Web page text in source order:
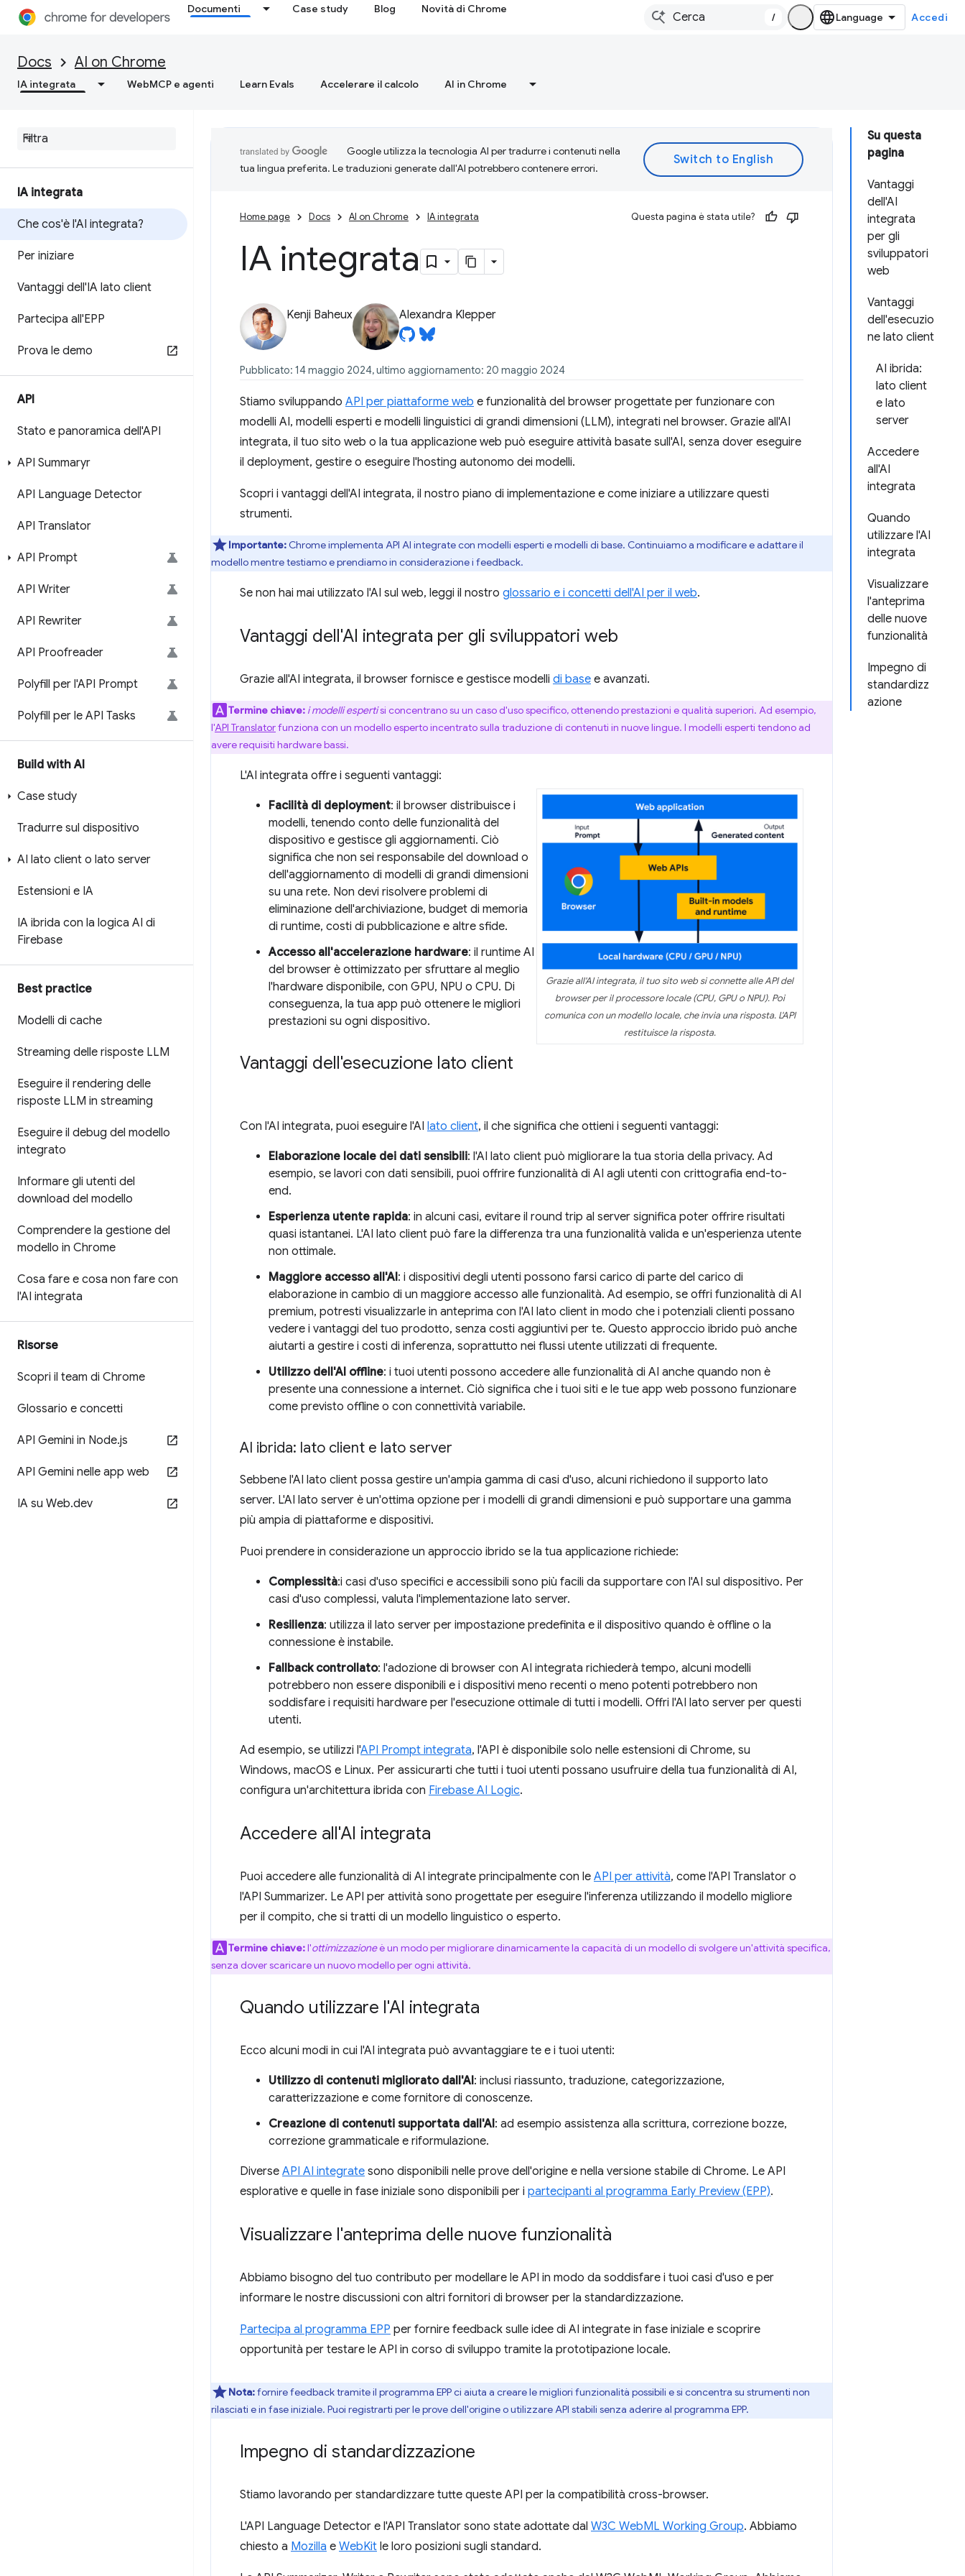
Documenti Case study Blog Novità di Chrome
/ Accedi
Docs AI on Chrome
IA integrata WebMCP e agenti Learn Evals Accelerare il calcolo AI in Chrome
IA integrata
Che cos'è l'AI integrata?
Per iniziare
Vantaggi dell'IA lato client
Partecipa all'EPP
Prova le demo
API
Stato e panoramica dell'API
API Summaryr
API Language Detector
API Translator
API Prompt
API Writer
API Rewriter
API Proofreader
Polyfill per l'API Prompt
Polyfill per le API Tasks
Build with AI
Case study
Tradurre sul dispositivo
AI lato client o lato server
Estensioni e IA
IA ibrida con la logica AI di
Firebase
Best practice
Modelli di cache
Streaming delle risposte LLM
Eseguire il rendering delle
risposte LLM in streaming
Eseguire il debug del modello
integrato
Informare gli utenti del
download del modello
Comprendere la gestione del
modello in Chrome
Cosa fare e cosa non fare con
l'AI integrata
Risorse
Scopri il team di Chrome
Glossario e concetti
API Gemini in Node.js
API Gemini nelle app web
IA su Web.dev
Su questa
pagina
Vantaggi
dell'AI
integrata
per gli
sviluppatori
web
Vantaggi
dell'esecuzio
ne lato client
AI ibrida:
lato client
e lato
server
Accedere
all'AI
integrata
Quando
utilizzare l'AI
integrata
Visualizzare
l'anteprima
delle nuove
funzionalità
Impegno di
standardizz
azione
Google utilizza la tecnologia AI per tradurre i contenuti nella
tua lingua preferita. Le traduzioni generate dall'AI potrebbero contenere errori.
Home page Docs AI on Chrome IA integrata Questa pagina è stata utile?
IA integrata
Kenji Baheux Alexandra Klepper
Pubblicato: 14 maggio 2024, ultimo aggiornamento: 20 maggio 2024
Stiamo sviluppando API per piattaforme web e funzionalità del browser progettate per funzionare con
modelli AI, modelli esperti e modelli linguistici di grandi dimensioni (LLM), integrati nel browser. Grazie all'AI
integrata, il tuo sito web o la tua applicazione web può eseguire attività basate sull'AI, senza dover eseguire
il deployment, gestire o eseguire l'hosting autonomo dei modelli.
Scopri i vantaggi dell'AI integrata, il nostro piano di implementazione e come iniziare a utilizzare questi
strumenti.
Importante: Chrome implementa API AI integrate con modelli esperti e modelli di base. Continuiamo a modificare e adattare il
modello mentre testiamo e prendiamo in considerazione i feedback.
Se non hai mai utilizzato l'AI sul web, leggi il nostro glossario e i concetti dell'AI per il web.
Vantaggi dell'AI integrata per gli sviluppatori web
Grazie all'AI integrata, il browser fornisce e gestisce modelli di base e avanzati.
Termine chiave: i modelli espertisi concentrano su un caso d'uso specifico, ottenendo prestazioni e qualità superiori. Ad esempio,
l'API Translatorfunziona con un modello esperto incentrato sulla traduzione di contenuti in nuove lingue. I modelli esperti tendono ad
avere requisiti hardware bassi.
Grazie all'AI integrata, il tuo sito web si connette alle API del
browser per il processore locale (CPU, GPU o NPU). Poi
comunica con un modello locale, che invia una risposta. L'API
restituisce la risposta.
L'AI integrata offre i seguenti vantaggi:
Facilità di deployment: il browser distribuisce i
modelli, tenendo conto delle funzionalità del
dispositivo e gestisce gli aggiornamenti. Ciò
significa che non sei responsabile del download o
dell'aggiornamento di modelli di grandi dimensioni
su una rete. Non devi risolvere problemi di
eliminazione dell'archiviazione, budget di memoria
di runtime, costi di pubblicazione e altre sfide.
Accesso all'accelerazione hardware: il runtime AI
del browser è ottimizzato per sfruttare al meglio
l'hardware disponibile, con GPU, NPU o CPU. Di
conseguenza, la tua app può ottenere le migliori
prestazioni su ogni dispositivo.
Vantaggi dell'esecuzione lato client
Con l'AI integrata, puoi eseguire l'AI lato client, il che significa che ottieni i seguenti vantaggi:
Elaborazione locale dei dati sensibili: l'AI lato client può migliorare la tua storia della privacy. Ad
esempio, se lavori con dati sensibili, puoi offrire funzionalità di AI agli utenti con crittografia end-to-
end.
Esperienza utente rapida: in alcuni casi, evitare il round trip al server significa poter offrire risultati
quasi istantanei. L'AI lato client può fare la differenza tra una funzionalità valida e un'esperienza utente
non ottimale.
Maggiore accesso all'AI: i dispositivi degli utenti possono farsi carico di parte del carico di
elaborazione in cambio di un maggiore accesso alle funzionalità. Ad esempio, se offri funzionalità di AI
premium, potresti visualizzarle in anteprima con l'AI lato client in modo che i potenziali clienti possano
vedere i vantaggi del tuo prodotto, senza costi aggiuntivi per te. Questo approccio ibrido può anche
aiutarti a gestire i costi di inferenza, soprattutto nei flussi utente utilizzati di frequente.
Utilizzo dell'AI offline: i tuoi utenti possono accedere alle funzionalità di AI anche quando non è
presente una connessione a internet. Ciò significa che i tuoi siti e le tue app web possono funzionare
come previsto offline o con connettività variabile.
AI ibrida: lato client e lato server
Sebbene l'AI lato client possa gestire un'ampia gamma di casi d'uso, alcuni richiedono il supporto lato
server. L'AI lato server è un'ottima opzione per i modelli di grandi dimensioni e può supportare una gamma
più ampia di piattaforme e dispositivi.
Puoi prendere in considerazione un approccio ibrido se la tua applicazione richiede:
Complessità:i casi d'uso specifici e accessibili sono più facili da supportare con l'AI sul dispositivo. Per
casi d'uso complessi, valuta l'implementazione lato server.
Resilienza: utilizza il lato server per impostazione predefinita e il dispositivo quando è offline o la
connessione è instabile.
Fallback controllato: l'adozione di browser con AI integrata richiederà tempo, alcuni modelli
potrebbero non essere disponibili e i dispositivi meno recenti o meno potenti potrebbero non
soddisfare i requisiti hardware per l'esecuzione ottimale di tutti i modelli. Offri l'AI lato server per questi
utenti.
Ad esempio, se utilizzi l'API Prompt integrata, l'API è disponibile solo nelle estensioni di Chrome, su
Windows, macOS e Linux. Per assicurarti che tutti i tuoi utenti possano usufruire della tua funzionalità di AI,
configura un'architettura ibrida con Firebase AI Logic.
Accedere all'AI integrata
Puoi accedere alle funzionalità di AI integrate principalmente con le API per attività, come l'API Translator o
l'API Summarizer. Le API per attività sono progettate per eseguire l'inferenza utilizzando il modello migliore
per il compito, che si tratti di un modello linguistico o esperto.
Termine chiave:l'ottimizzazioneè un modo per migliorare dinamicamente la capacità di un modello di svolgere un'attività specifica,
senza dover scaricare un nuovo modello per ogni attività.
Quando utilizzare l'AI integrata
Ecco alcuni modi in cui l'AI integrata può avvantaggiare te e i tuoi utenti:
Utilizzo di contenuti migliorato dall'AI: inclusi riassunto, traduzione, categorizzazione,
caratterizzazione e come fornitore di conoscenze.
Creazione di contenuti supportata dall'AI: ad esempio assistenza alla scrittura, correzione bozze,
correzione grammaticale e riformulazione.
Diverse API AI integrate sono disponibili nelle prove dell'origine e nella versione stabile di Chrome. Le API
esplorative e quelle in fase iniziale sono disponibili per i partecipanti al programma Early Preview (EPP).
Visualizzare l'anteprima delle nuove funzionalità
Abbiamo bisogno del tuo contributo per modellare le API in modo da soddisfare i tuoi casi d'uso e per
informare le nostre discussioni con altri fornitori di browser per la standardizzazione.
Partecipa al programma EPP per fornire feedback sulle idee di AI integrate in fase iniziale e scoprire
opportunità per testare le API in corso di sviluppo tramite la prototipazione locale.
Nota:fornire feedback tramite il programma EPP ci aiuta a creare le migliori funzionalità possibili e si concentra su strumenti non
rilasciati e in fase iniziale. Puoi registrarti per le prove dell'origine o utilizzare API stabili senza aderire al programma EPP.
Impegno di standardizzazione
Stiamo lavorando per standardizzare tutte queste API per la compatibilità cross-browser.
L'API Language Detector e l'API Translator sono state adottate dal W3C WebML Working Group. Abbiamo
chiesto a Mozilla e WebKit le loro posizioni sugli standard.